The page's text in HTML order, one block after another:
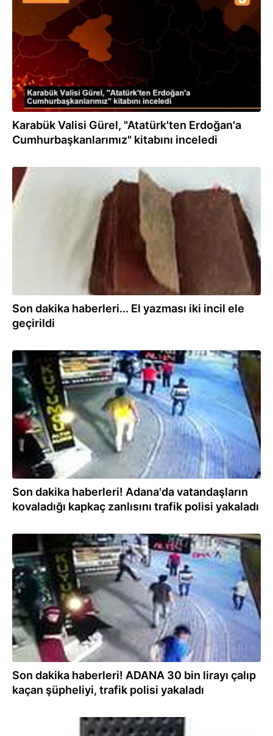
Karabük Valisi Gürel, "Atatürk'ten Erdoğan'a
Cumhurbaşkanlarımız" kitabını inceledi
Son dakika haberleri... El yazması iki incil ele
geçirildi
13.08.2020
Son dakika haberleri! Adana'da vatandaşların
kovaladığı kapkaç zanlısını trafik polisi yakaladı
13.08.2020
Son dakika haberleri! ADANA 30 bin lirayı çalıp
kaçan şüpheliyi, trafik polisi yakaladı